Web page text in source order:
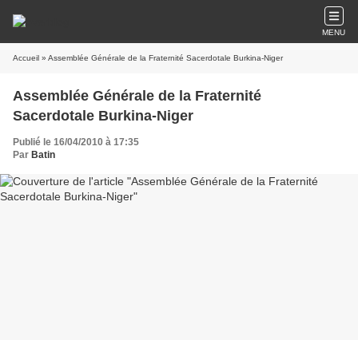
MENU
Accueil » Assemblée Générale de la Fraternité Sacerdotale Burkina-Niger
Assemblée Générale de la Fraternité
Sacerdotale Burkina-Niger
Publié le 16/04/2010 à 17:35
Par Batin